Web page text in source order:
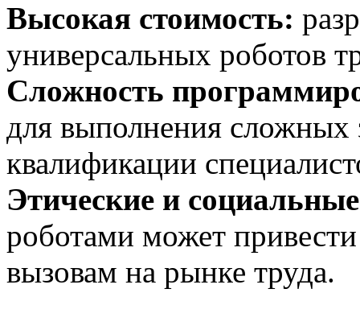
Высокая стоимость:
универсальных роботов
Сложность
для выполнения сложных
квалификации
Этические и
роботами может
вызовам на рынке труда.